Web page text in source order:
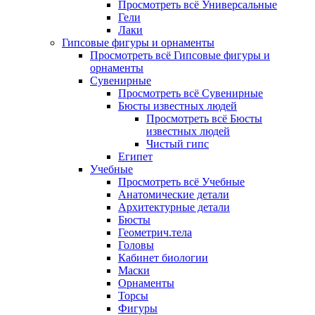
Просмотреть всё Универсальные
Гели
Лаки
Гипсовые фигуры и орнаменты
Просмотреть всё Гипсовые фигуры и
орнаменты
Сувенирные
Просмотреть всё Сувенирные
Бюсты известных людей
Просмотреть всё Бюсты
известных людей
Чистый гипс
Египет
Учебные
Просмотреть всё Учебные
Анатомические детали
Архитектурные детали
Бюсты
Геометрич.тела
Головы
Кабинет биологии
Маски
Орнаменты
Торсы
Фигуры